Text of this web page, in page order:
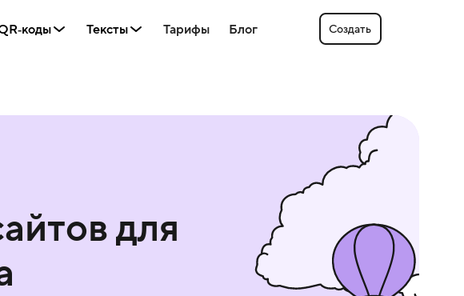
Тексты Тарифы Блог Создать
для